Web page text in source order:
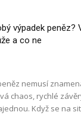
výpadek peněz?
a co ne
nemusí
chaos, rychlé
Když se na